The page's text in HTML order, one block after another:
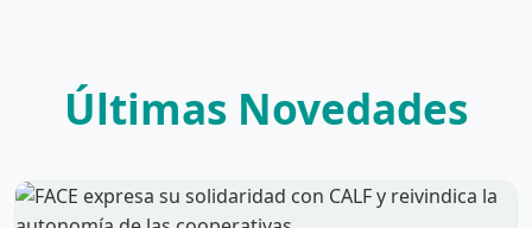
Últimas Novedades